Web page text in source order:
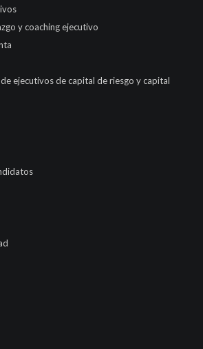
y coaching ejecutivo
ejecutivos de capital de riesgo y capital